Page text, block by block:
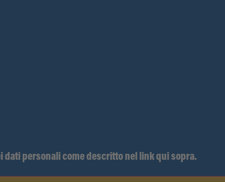
dati personali come descritto nel link qui sopra.